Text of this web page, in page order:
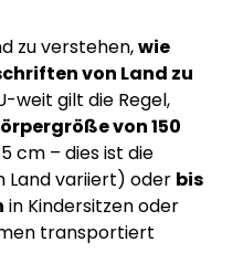
zu verstehen,wie
von Land zu
weit gilt die Regel,
von 150
cm – dies ist die
Land variiert) oder bis
in Kindersitzen oder
transportiert